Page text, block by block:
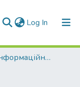
Log In (current)
Факультет інформаційних технологій та електроніки